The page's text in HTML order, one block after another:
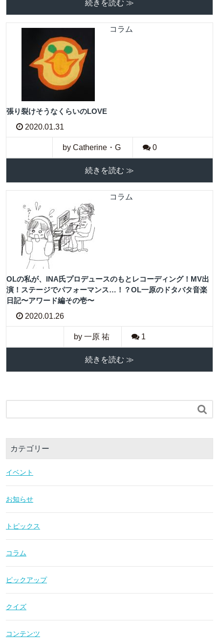
続きを読む ≫
コラム
張り裂けそうなくらいのLOVE
2020.01.31
by Catherine・G 0
続きを読む ≫
コラム
OLの私が、INA氏プロデュースのもとレコーディング！MV出
演！ステージでパフォーマンス…！？OL一原のドタバタ音楽
日記〜アワード編その壱〜
2020.01.26
by 一原 祐 1
続きを読む ≫

カテゴリー
イベント
お知らせ
トピックス
コラム
ピックアップ
クイズ
コンテンツ